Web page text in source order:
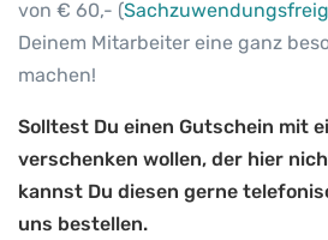
von € 60,- (
Deinem Mitarbeiter eine ganz
machen!
Solltest Du einen Gutschein mit
verschenken wollen, der hier
kannst Du diesen gerne
uns bestellen.